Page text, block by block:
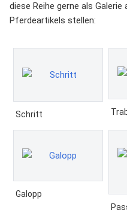
diese Reihe gerne als Galerie
Pferdeartikels stellen:
Schritt
Galopp